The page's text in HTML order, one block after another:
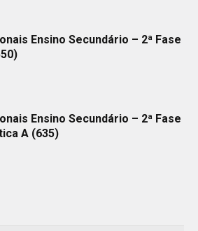
Ensino Secundário – 2ª Fase
Ensino Secundário – 2ª Fase
A (635)